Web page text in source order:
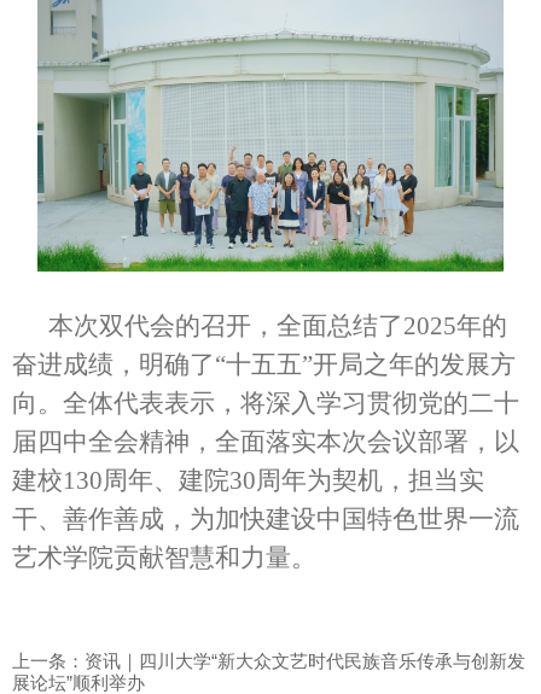
本次双代会的召开，全面总结了2025年的
奋进成绩，明确了“十五五”开局之年的发展方
向。全体代表表示，将深入学习贯彻党的二十
届四中全会精神，全面落实本次会议部署，以
建校130周年、建院30周年为契机，担当实
干、善作善成，为加快建设中国特色世界一流
艺术学院贡献智慧和力量。
上一条：资讯｜四川大学“新大众文艺时代民族音乐传承与创新发
展论坛”顺利举办